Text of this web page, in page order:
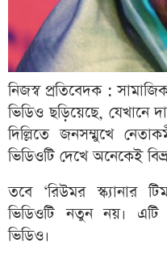
নিজস্ব প্রতিবেদক :
ভিডিও ছড়িয়েছে, যেখানে
দিল্লিতে জনসম্মুখে
ভিডিওটি দেখে অনেকেই
তবে ‘রিউমর স্ক্যানার
ভিডিওটি নতুন নয়।
ভিডিও।